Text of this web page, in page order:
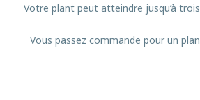
Votre plant peut atteindre jusqu’à
Vous passez commande pour un